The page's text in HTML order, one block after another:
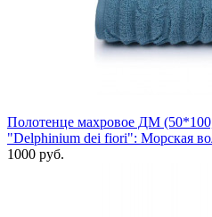
Полотенце махровое ДМ
"Delphinium dei fiori": Морская
1000 руб.